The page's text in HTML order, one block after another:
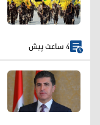
4 ساعت پیش